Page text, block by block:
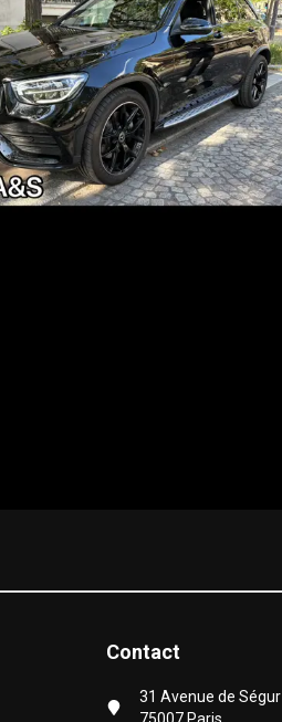
Contact
31 Avenue de Ségur
75007 Paris,